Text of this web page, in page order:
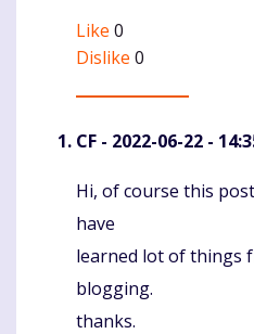
Like 0
Dislike 0
CF - 2022-06-22 -
Komentaras
Hi, of course this
have
learned lot of things
blogging.
thanks.